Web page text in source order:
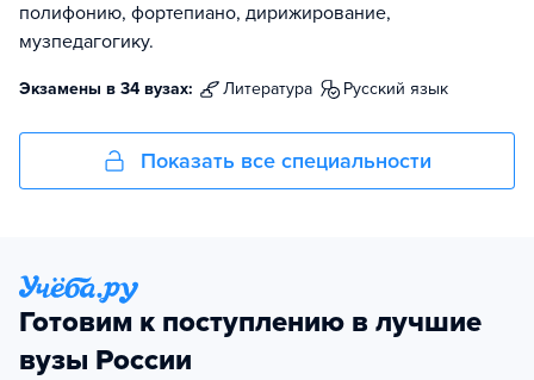
полифонию, фортепиано, дирижирование,
музпедагогику.
Экзамены в 34 вузах: литература русский язык
Показать все специальности
Готовим к поступлению в лучшие
вузы России